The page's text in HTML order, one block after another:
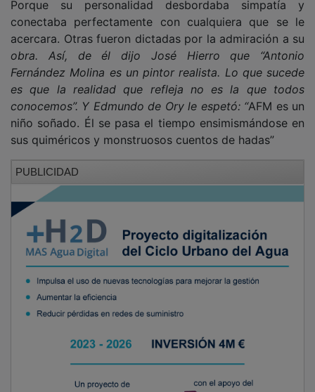
Creo que podemos presumir de estar viviendo aún en
la ciudad que Antonio Fernández Molina usó como
aeródromo de sus inventivas y sus resueños.
NOTICIAS RELACIONADAS